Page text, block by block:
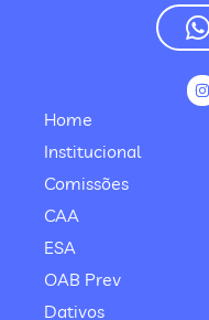
Home
Institucional
Comissões
CAA
ESA
OAB Prev
Dativos